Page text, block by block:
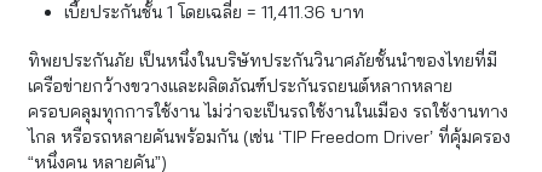
เบี้ยประกันชั้น 1 โดยเฉลี่ย = 11,411.36 บาท
ทิพยประกันภัย เป็นหนึ่งในบริษัทประกันวินาศภัยชั้นนำของไทยที่มี
เครือข่ายกว้างขวางและผลิตภัณฑ์ประกันรถยนต์หลากหลาย
ครอบคลุมทุกการใช้งาน ไม่ว่าจะเป็นรถใช้งานในเมือง รถใช้งานทาง
ไกล หรือรถหลายคันพร้อมกัน (เช่น ‘TIP Freedom Driver’ ที่คุ้มครอง
“หนึ่งคน หลายคัน”)